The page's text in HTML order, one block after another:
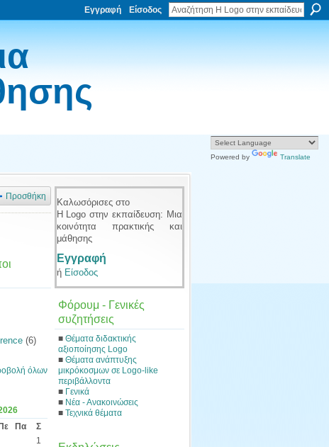
Εγγραφή Είσοδος
Προσθήκη
(6)
όλων
Πε Πα
Σ
1
Καλωσόρισες στο
Η Logo στην εκπαίδευση: Μια
κοινότητα πρακτικής και
μάθησης
Εγγραφή
ή Είσοδος
Φόρουμ - Γενικές
συζητήσεις
■ Θέματα διδακτικής
αξιοποίησης Logo
■ Θέματα ανάπτυξης
μικρόκοσμων σε Logo-like
περιβάλλοντα
■ Γενικά
■ Νέα - Ανακοινώσεις
■ Τεχνικά θέματα
Powered by Translate